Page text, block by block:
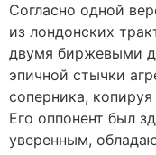
Согласно одной
из лондонских
двумя биржевыми
эпичной стычки
соперника,
Его оппонент был
уверенным,